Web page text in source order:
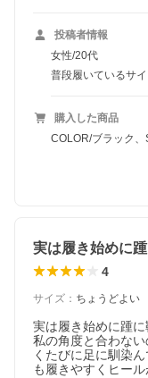
投稿者情報
女性/20代
普段履いているサ
購入した商品
COLOR/ブラック、
4
サイズ ： ちょうどよい
実は履き始めに踵
私の角度と合わな
くたびに足に馴染
も履きやすくヒール